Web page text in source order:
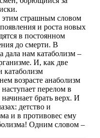
этим страшным словом
и роста новых
в постоянном
до смерти. В
дала нам катаболизм –
И, как две
возрасте анаболизм
перелом в
брать верх. И
детство и
и в противовес ему
Одним словом –